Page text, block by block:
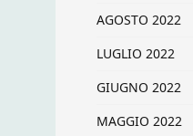
AGOSTO 2022
LUGLIO 2022
GIUGNO 2022
MAGGIO 2022